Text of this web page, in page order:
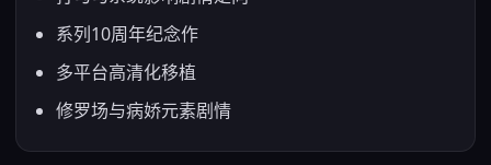
系列10周年纪念作
多平台高清化移植
修罗场与病娇元素剧情